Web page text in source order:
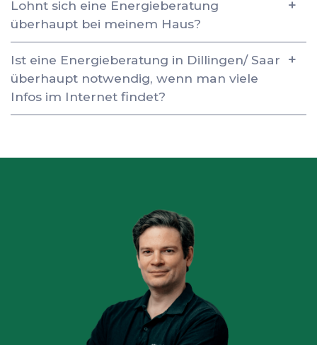
Lohnt sich eine Energieberatung
überhaupt bei meinem Haus?
Ist eine Energieberatung in Dillingen/ Saar
überhaupt notwendig, wenn man viele
Infos im Internet findet?